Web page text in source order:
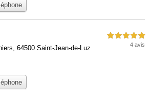
64500 Saint-Jean-de-Luz
5,0 étoiles sur 5
4 avis